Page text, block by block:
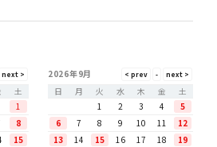
土
1
8
15
2026年9月
日
月 火 水 木 金
土
1
2 3 4
5
6
7 8 9 10 11
12
13
14 15 16 17 18
19